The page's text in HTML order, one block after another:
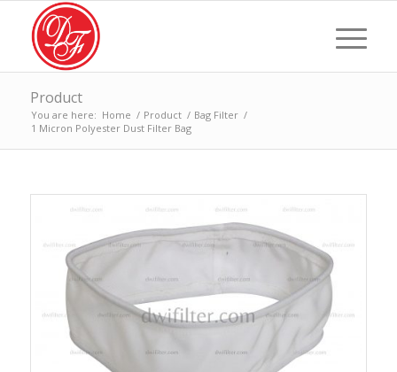
Product
You are here: Home / Product / Bag Filter /
1 Micron Polyester Dust Filter Bag